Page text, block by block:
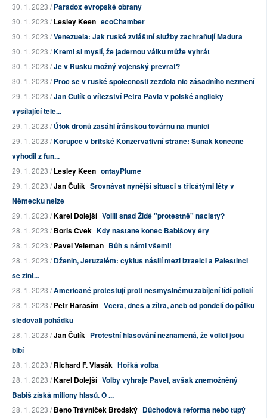
30. 1. 2023 /Paradox evropské obrany
30. 1. 2023 /Lesley Keen ecoChamber
30. 1. 2023 /Venezuela: Jak ruské zvláštní služby zachraňují Madura
30. 1. 2023 /Kreml si myslí, že jadernou válku může vyhrát
30. 1. 2023 /Je v Rusku možný vojenský převrat?
30. 1. 2023 /Proč se v ruské společnosti zezdola nic zásadního nezmění
29. 1. 2023 /Jan Čulík o vítězství Petra Pavla v polské anglicky
vysílající tele...
29. 1. 2023 /Útok dronů zasáhl íránskou továrnu na munici
29. 1. 2023 /Korupce v britské Konzervativní straně: Sunak konečně
vyhodil z fun...
29. 1. 2023 /Lesley Keen ontayPlume
29. 1. 2023 /Jan Čulík Srovnávat nynější situaci s třicátými léty v
Německu nelze
29. 1. 2023 /Karel Dolejší Volili snad Židé "protestně" nacisty?
28. 1. 2023 /Boris Cvek Kdy nastane konec Babišovy éry
28. 1. 2023 /Pavel Veleman Bůh s námi všemi!
28. 1. 2023 /Dženin, Jeruzalém: cyklus násilí mezi Izraelci a Palestinci
se zint...
28. 1. 2023 /Američané protestují proti nesmyslnému zabíjení lídí policií
28. 1. 2023 /Petr Haraším Včera, dnes a zítra, aneb od pondělí do pátku
sledovali pohádku
28. 1. 2023 /Jan Čulík Protestní hlasování neznamená, že voliči jsou
blbí
28. 1. 2023 /Richard F. Vlasák Hořká volba
28. 1. 2023 /Karel Dolejší Volby vyhraje Pavel, avšak znemožněný
Babiš získá miliony hlasů. O ...
28. 1. 2023 /Beno Trávníček Brodský Důchodová reforma nebo tupý